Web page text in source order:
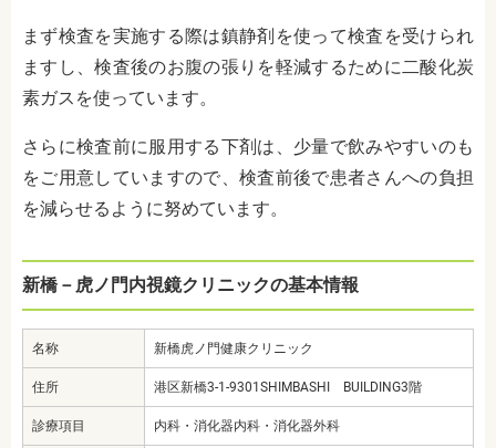
まず検査を実施する際は鎮静剤を使って検査を受けられ
ますし、検査後のお腹の張りを軽減するために二酸化炭
素ガスを使っています。
さらに検査前に服用する下剤は、少量で飲みやすいのも
をご用意していますので、検査前後で患者さんへの負担
を減らせるように努めています。
新橋－虎ノ門内視鏡クリニックの基本情報
名称 新橋虎ノ門健康クリニック
住所 港区新橋3-1-9301SHIMBASHI BUILDING3階
診療項目 内科・消化器内科・消化器外科